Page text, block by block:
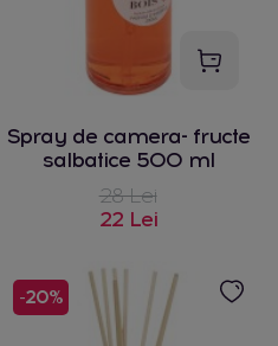
Spray de camera- fructe
salbatice 500 ml
28 Lei
22 Lei
-20%